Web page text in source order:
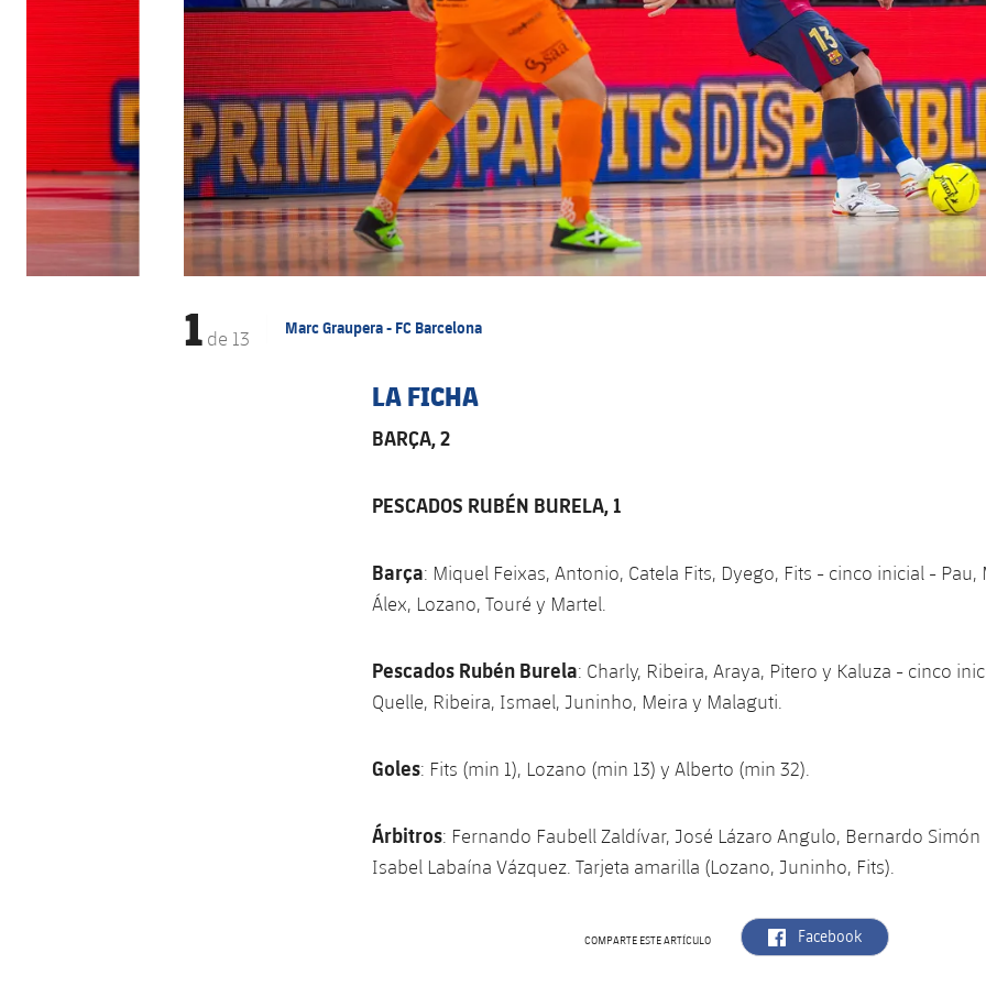
1de 13 Marc Graupera - FC Barcelona
LA FICHA
BARÇA, 2
PESCADOS RUBÉN BURELA, 1
Barça: Miquel Feixas, Antonio, Catela Fits, Dyego, Fits - cinco inicial - Pau,
Álex, Lozano, Touré y Martel.
Pescados Rubén Burela: Charly, Ribeira, Araya, Pitero y Kaluza - cinco
Quelle, Ribeira, Ismael, Juninho, Meira y Malaguti.
Goles: Fits (min 1), Lozano (min 13) y Alberto (min 32).
Árbitros: Fernando Faubell Zaldívar, José Lázaro Angulo, Bernardo Simón
Isabel Labaína Vázquez. Tarjeta amarilla (Lozano, Juninho, Fits).
COMPARTE ESTE ARTÍCULO label.aria.facebook
Facebook